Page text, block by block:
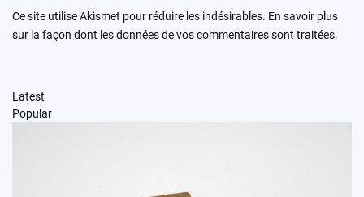
Ce site utilise Akismet pour réduire les indésirables. En savoir plus
sur la façon dont les données de vos commentaires sont traitées.
Latest
Popular